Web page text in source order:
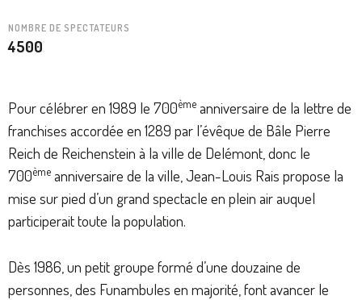
NOMBRE DE SPECTATEURS
4500
Pour célébrer en 1989 le 700ème anniversaire de la lettre de
franchises accordée en 1289 par l’évêque de Bâle Pierre
Reich de Reichenstein à la ville de Delémont, donc le
700ème anniversaire de la ville, Jean-Louis Rais propose la
mise sur pied d’un grand spectacle en plein air auquel
participerait toute la population.
Dès 1986, un petit groupe formé d’une douzaine de
personnes, des Funambules en majorité, font avancer le